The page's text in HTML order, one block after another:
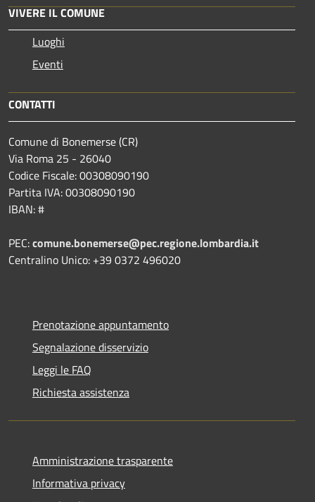
VIVERE IL COMUNE
Luoghi
Eventi
CONTATTI
Comune di Bonemerse (CR)
Via Roma 25 - 26040
Codice Fiscale: 00308090190
Partita IVA: 00308090190
IBAN: #
PEC:comune.bonemerse@pec.regione.lombardia.it
Centralino Unico: +39 0372 496020
Prenotazione appuntamento
Segnalazione disservizio
Leggi le FAQ
Richiesta assistenza
Amministrazione trasparente
Informativa privacy